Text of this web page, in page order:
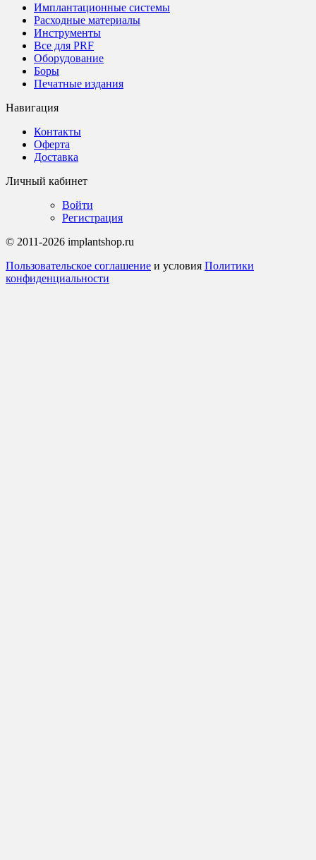
Имплантационные системы
Расходные материалы
Инструменты
Все для PRF
Оборудование
Боры
Печатные издания
Навигация
Контакты
Оферта
Доставка
Личный кабинет
Войти
Регистрация
© 2011-2026 implantshop.ru
Пользовательское соглашение и условия Политики
конфиденциальности